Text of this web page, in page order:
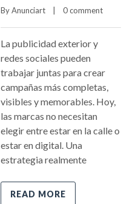
By Anunciart 0 comment
La publicidad exterior y
redes sociales pueden
trabajar juntas para crear
campañas más completas,
visibles y memorables. Hoy,
las marcas no necesitan
elegir entre estar en la calle o
estar en digital. Una
estrategia realmente
READ MORE